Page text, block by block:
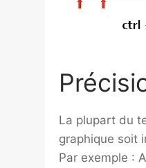
La plupart du
graphique soit
Par exemple :